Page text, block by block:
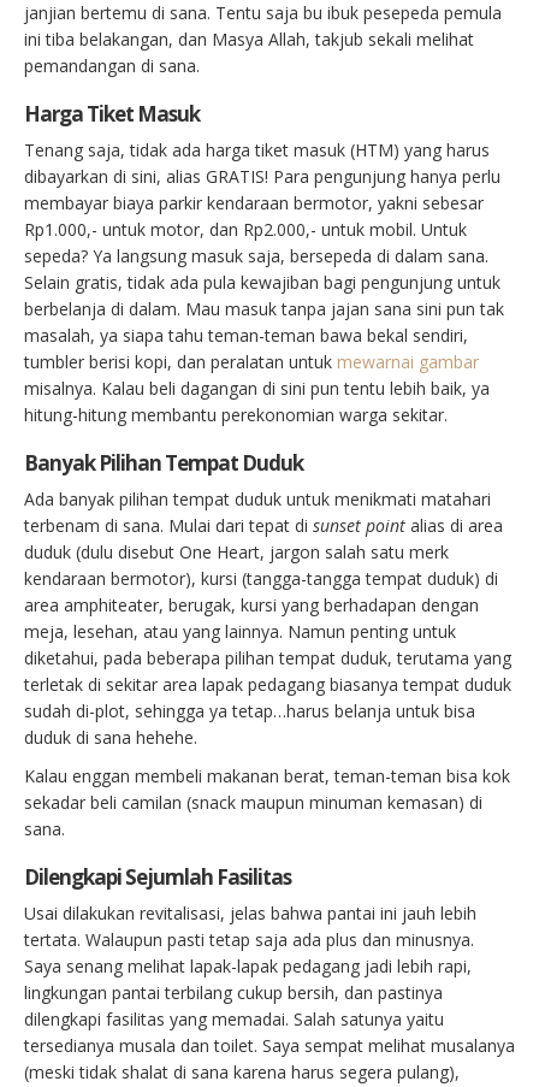
janjian bertemu di sana. Tentu saja bu ibuk pesepeda pemula
ini tiba belakangan, dan Masya Allah, takjub sekali melihat
pemandangan di sana.
Harga Tiket Masuk
Tenang saja, tidak ada harga tiket masuk (HTM) yang harus
dibayarkan di sini, alias GRATIS! Para pengunjung hanya perlu
membayar biaya parkir kendaraan bermotor, yakni sebesar
Rp1.000,- untuk motor, dan Rp2.000,- untuk mobil. Untuk
sepeda? Ya langsung masuk saja, bersepeda di dalam sana.
Selain gratis, tidak ada pula kewajiban bagi pengunjung untuk
berbelanja di dalam. Mau masuk tanpa jajan sana sini pun tak
masalah, ya siapa tahu teman-teman bawa bekal sendiri,
tumbler berisi kopi, dan peralatan untuk mewarnai gambar
misalnya. Kalau beli dagangan di sini pun tentu lebih baik, ya
hitung-hitung membantu perekonomian warga sekitar.
Banyak Pilihan Tempat Duduk
Ada banyak pilihan tempat duduk untuk menikmati matahari
terbenam di sana. Mulai dari tepat di sunset point alias di area
duduk (dulu disebut One Heart, jargon salah satu merk
kendaraan bermotor), kursi (tangga-tangga tempat duduk) di
area amphiteater, berugak, kursi yang berhadapan dengan
meja, lesehan, atau yang lainnya. Namun penting untuk
diketahui, pada beberapa pilihan tempat duduk, terutama yang
terletak di sekitar area lapak pedagang biasanya tempat duduk
sudah di-plot, sehingga ya tetap…harus belanja untuk bisa
duduk di sana hehehe.
Kalau enggan membeli makanan berat, teman-teman bisa kok
sekadar beli camilan (snack maupun minuman kemasan) di
sana.
Dilengkapi Sejumlah Fasilitas
Usai dilakukan revitalisasi, jelas bahwa pantai ini jauh lebih
tertata. Walaupun pasti tetap saja ada plus dan minusnya.
Saya senang melihat lapak-lapak pedagang jadi lebih rapi,
lingkungan pantai terbilang cukup bersih, dan pastinya
dilengkapi fasilitas yang memadai. Salah satunya yaitu
tersedianya musala dan toilet. Saya sempat melihat musalanya
(meski tidak shalat di sana karena harus segera pulang),